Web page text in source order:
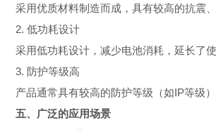
采用优质材料制造而成，具有较高的抗震
2. 低功耗设计
采用低功耗设计，减少电池消耗，延长了
3. 防护等级高
产品通常具有较高的防护等级（如IP等级
五、广泛的应用场景